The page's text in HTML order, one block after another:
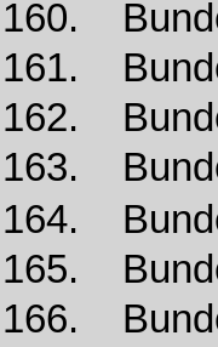
160.
161.
162.
163.
164.
165.
166.